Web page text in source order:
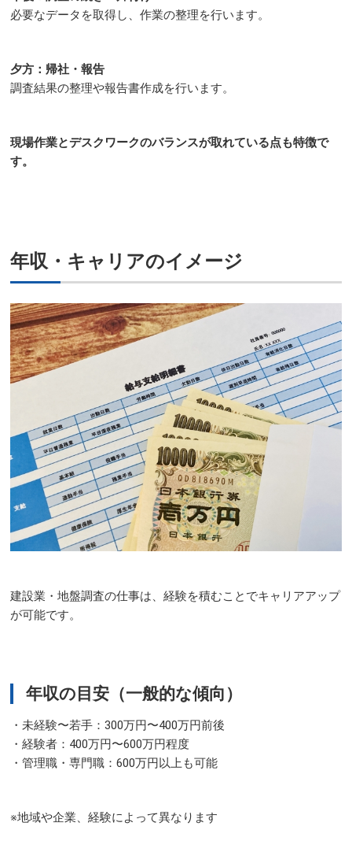
必要なデータを取得し、作業の整理を行います。
夕方：帰社・報告
調査結果の整理や報告書作成を行います。
現場作業とデスクワークのバランスが取れている点も特徴で
す。
年収・キャリアのイメージ
建設業・地盤調査の仕事は、経験を積むことでキャリアアップ
が可能です。
年収の目安（一般的な傾向）
・未経験〜若手：300万円〜400万円前後
・経験者：400万円〜600万円程度
・管理職・専門職：600万円以上も可能
※地域や企業、経験によって異なります